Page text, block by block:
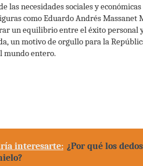
las necesidades sociales y
como Eduardo Andrés Massanet
un equilibrio entre el éxito personal
un motivo de orgullo para la
mundo entero.
interesarte: ¿Por qué los